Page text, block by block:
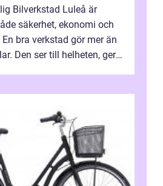
Bilverkstad Luleå är
säkerhet, ekonomi och
bra verkstad gör mer än
Den ser till helheten, ger